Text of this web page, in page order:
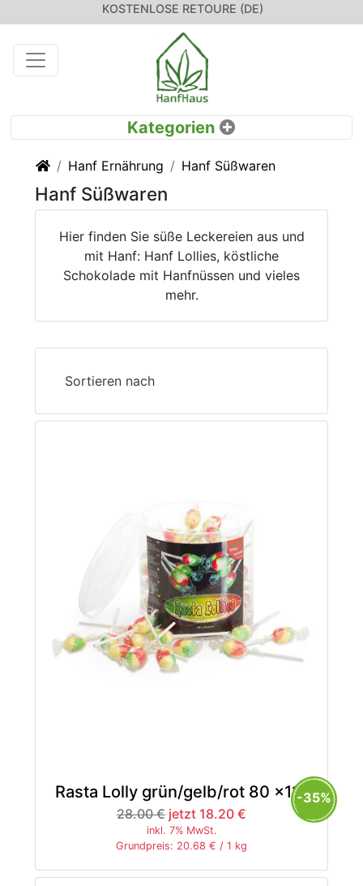
KOSTENLOSE RETOURE (DE)
Startseite
Hanf Ernährung Hanf Süßwaren
Hanf Süßwaren
Hier finden Sie süße Leckereien aus und
mit Hanf: Hanf Lollies, köstliche
Schokolade mit Hanfnüssen und vieles
mehr.
Sortieren nach
Rasta Lolly grün/gelb/rot 80 x11g
28.00 € jetzt 18.20 €
inkl. 7% MwSt.
Grundpreis: 20.68 € / 1 kg
-35%